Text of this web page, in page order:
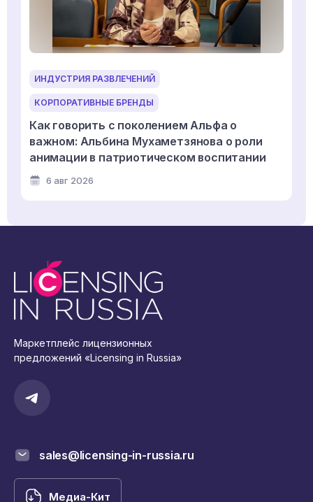
ИНДУСТРИЯ РАЗВЛЕЧЕНИЙ
КОРПОРАТИВНЫЕ БРЕНДЫ
Как говорить с поколением Альфа о
важном: Альбина Мухаметзянова о роли
анимации в патриотическом воспитании
6 авг 2026
Маркетплейс лицензионных
предложений «Licensing in Russia»
sales@licensing-in-russia.ru
Медиа-Кит